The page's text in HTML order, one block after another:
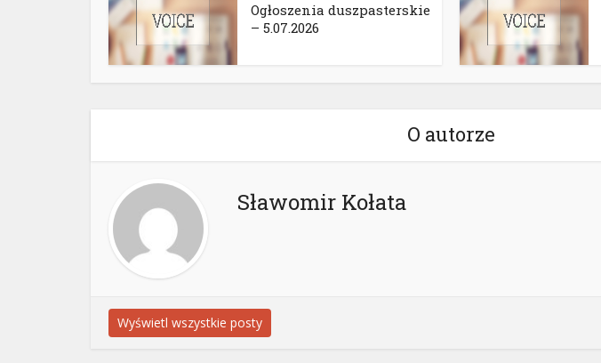
Ogłoszenia duszpasterskie
– 5.07.2026
O autorze
Sławomir Kołata
Wyświetl wszystkie posty